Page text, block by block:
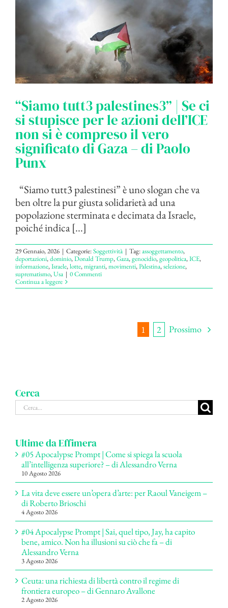
“Siamo tutt3 palestines3” | Se ci
si stupisce per le azioni dell’ICE
non si è compreso il vero
significato di Gaza – di Paolo
Punx
“Siamo tutt3 palestinesi” è uno slogan che va
ben oltre la pur giusta solidarietà ad una
popolazione sterminata e decimata da Israele,
poiché indica [...]
29 Gennaio, 2026 | Categorie:Soggettività | Tag:assoggettamento,
deportazioni,dominio,Donald Trump,Gaza,genocidio,geopolitica,ICE,
informazione,Israele,lotte,migranti,movimenti,Palestina,selezione,
suprematismo,Usa | 0 Commenti
Continua a leggere
1 2 Prossimo
Cerca
Cerca
per:
Ultime da Effimera
#05 Apocalypse Prompt | Come si spiega la scuola
all’intelligenza superiore? – di Alessandro Verna
10 Agosto 2026
La vita deve essere un’opera d’arte: per Raoul Vaneigem –
di Roberto Brioschi
4 Agosto 2026
#04 Apocalypse Prompt | Sai, quel tipo, Jay, ha capito
bene, amico. Non ha illusioni su ciò che fa – di
Alessandro Verna
3 Agosto 2026
Ceuta: una richiesta di libertà contro il regime di
frontiera europeo – di Gennaro Avallone
2 Agosto 2026